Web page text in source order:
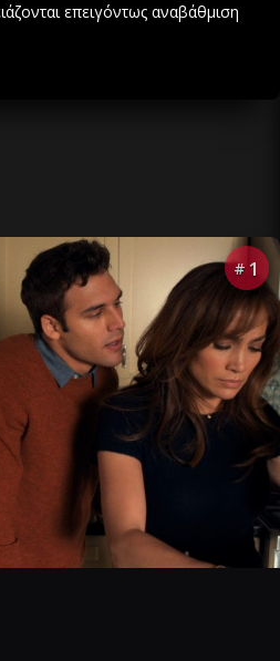
επειγόντως αναβάθμιση
# 1